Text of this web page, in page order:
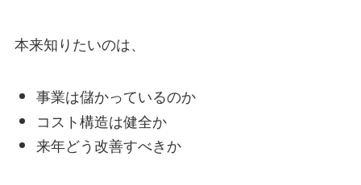
本来知りたいのは、
事業は儲かっているのか
コスト構造は健全か
来年どう改善すべきか